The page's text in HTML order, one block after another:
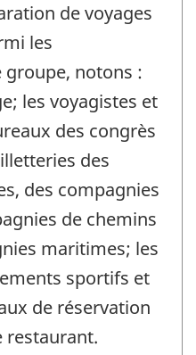
de voyages
les
groupe, notons :
les voyagistes et
des congrès
des
des compagnies
de chemins
maritimes; les
sportifs et
de réservation
restaurant.